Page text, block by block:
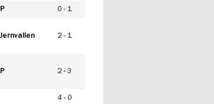
0 - 1
2 - 1
2 - 3
4 - 0